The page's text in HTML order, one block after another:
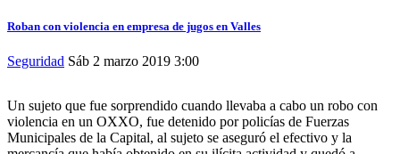
Roban con violencia en empresa de jugos en Valles
Seguridad Sáb 2 marzo 2019 3:00
Un sujeto que fue sorprendido cuando llevaba a cabo un robo con
violencia en un OXXO, fue detenido por policías de Fuerzas
Municipales de la Capital, al sujeto se aseguró el efectivo y la